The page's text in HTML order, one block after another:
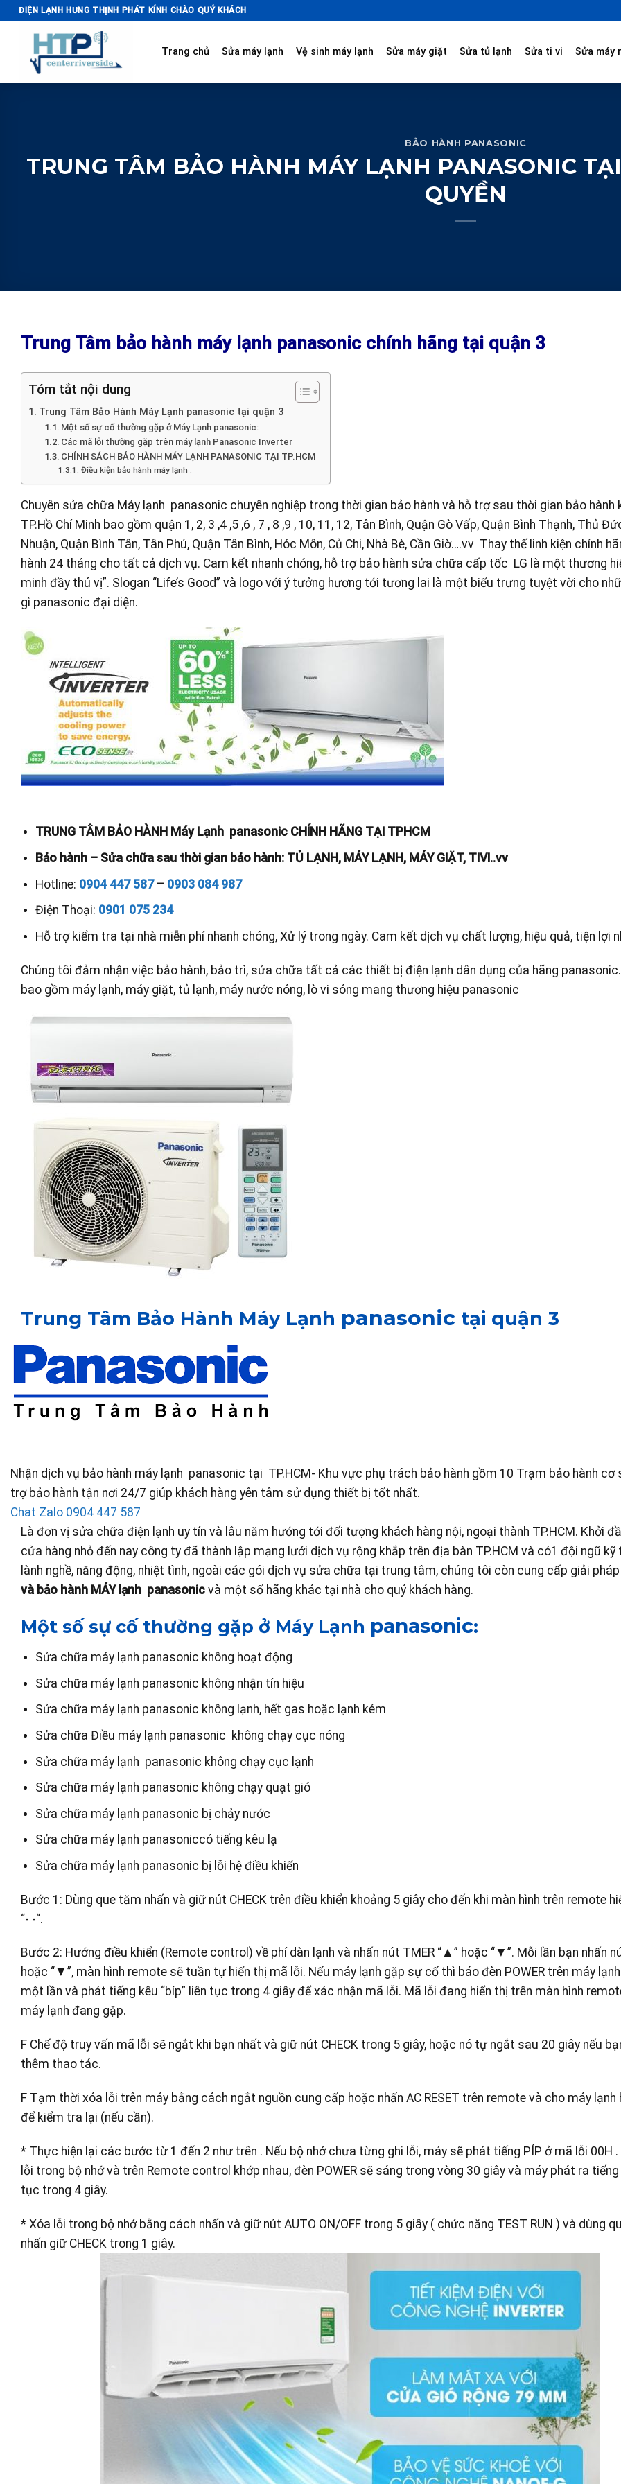
Skip
to
ĐIỆN LẠNH HƯNG THỊNH PHÁT KÍNH CHÀO QUÝ KHÁCH
Trang chủ Sửa máy lạnh Vệ sinh máy lạnh Sửa máy giặt Sửa tủ lạnh Sửa ti vi Sửa máy
BẢO HÀNH PANASONIC
TRUNG TÂM BẢO HÀNH MÁY LẠNH PANASONIC
QUYỀN
Trung Tâm bảo hành máy lạnh panasonic chính hãng tại quận 3
Tóm tắt nội dung
Trung Tâm Bảo Hành Máy Lạnh panasonic tại quận 3
Một số sự cố thường gặp ở Máy Lạnh panasonic:
Các mã lỗi thường gặp trên máy lạnh Panasonic Inverter
CHÍNH SÁCH BẢO HÀNH MÁY LẠNH PANASONIC TẠI TP.HCM
Điều kiện bảo hành máy lạnh :
Chuyên sửa chữa Máy lạnh panasonic chuyên nghiệp trong thời gian bảo hành và hỗ trợ sau thời gian bảo hành
TP.Hồ Chí Minh bao gồm quận 1, 2, 3 ,4 ,5 ,6 , 7 , 8 ,9 , 10, 11, 12, Tân Bình, Quận Gò Vấp, Quận Bình Thạnh, Thủ
Nhuận, Quận Bình Tân, Tân Phú, Quận Tân Bình, Hóc Môn, Củ Chi, Nhà Bè, Cần Giờ….vv Thay thế linh kiện chính
hành 24 tháng cho tất cả dịch vụ. Cam kết nhanh chóng, hỗ trợ bảo hành sửa chữa cấp tốc LG là một thương
minh đầy thú vị”. Slogan “Life’s Good” và logo với ý tưởng hương tới tương lai là một biểu trưng tuyệt vời cho
gì panasonic đại diện.
TRUNG TÂM BẢO HÀNH Máy Lạnh panasonic CHÍNH HÃNG TẠI TPHCM
Bảo hành – Sửa chữa sau thời gian bảo hành: TỦ LẠNH, MÁY LẠNH, MÁY GIẶT, TIVI..vv
Hotline: 0904 447 587– 0903 084 987
Điện Thoại: 0901 075 234
Hỗ trợ kiểm tra tại nhà miễn phí nhanh chóng, Xử lý trong ngày. Cam kết dịch vụ chất lượng, hiệu quả, tiện lợi
Chúng tôi đảm nhận việc bảo hành, bảo trì, sửa chữa tất cả các thiết bị điện lạnh dân dụng của hãng
bao gồm máy lạnh, máy giặt, tủ lạnh, máy nước nóng, lò vi sóng mang thương hiệu panasonic
Trung Tâm Bảo Hành Máy Lạnh panasonic tại quận 3
Nhận dịch vụ bảo hành máy lạnh panasonic tại TP.HCM- Khu vực phụ trách bảo hành gồm 10 Trạm bảo hành cơ
trợ bảo hành tận nơi 24/7 giúp khách hàng yên tâm sử dụng thiết bị tốt nhất.
Chat Zalo 0904 447 587
Là đơn vị sửa chữa điện lạnh uy tín và lâu năm hướng tới đối tượng khách hàng nội, ngoại thành TP.HCM. Khởi
cửa hàng nhỏ đến nay công ty đã thành lập mạng lưới dịch vụ rộng khắp trên địa bàn TP.HCM và có1 đội ngũ kỹ
lành nghề, năng động, nhiệt tình, ngoài các gói dịch vụ sửa chữa tại trung tâm, chúng tôi còn cung cấp giải pháp
và bảo hành MÁY lạnh panasonic và một số hãng khác tại nhà cho quý khách hàng.
Một số sự cố thường gặp ở Máy Lạnh panasonic:
Sửa chữa máy lạnh panasonic không hoạt động
Sửa chữa máy lạnh panasonic không nhận tín hiệu
Sửa chữa máy lạnh panasonic không lạnh, hết gas hoặc lạnh kém
Sửa chữa Điều máy lạnh panasonic không chạy cục nóng
Sửa chữa máy lạnh panasonic không chạy cục lạnh
Sửa chữa máy lạnh panasonic không chạy quạt gió
Sửa chữa máy lạnh panasonic bị chảy nước
Sửa chữa máy lạnh panasoniccó tiếng kêu lạ
Sửa chữa máy lạnh panasonic bị lỗi hệ điều khiển
Bước 1: Dùng que tăm nhấn và giữ nút CHECK trên điều khiển khoảng 5 giây cho đến khi màn hình trên remote
“- -“.
Bước 2: Hướng điều khiển (Remote control) về phí dàn lạnh và nhấn nút TMER “▲” hoặc “▼”. Mỗi lần bạn nhấn
hoặc “▼”, màn hình remote sẽ tuần tự hiển thị mã lỗi. Nếu máy lạnh gặp sự cố thì báo đèn POWER trên máy
một lần và phát tiếng kêu “bíp” liên tục trong 4 giây để xác nhận mã lỗi. Mã lỗi đang hiển thị trên màn hình
máy lạnh đang gặp.
F Chế độ truy vấn mã lỗi sẽ ngắt khi bạn nhất và giữ nút CHECK trong 5 giây, hoặc nó tự ngắt sau 20 giây nếu
thêm thao tác.
F Tạm thời xóa lỗi trên máy bằng cách ngắt nguồn cung cấp hoặc nhấn AC RESET trên remote và cho máy lạnh
để kiểm tra lại (nếu cần).
* Thực hiện lại các bước từ 1 đến 2 như trên . Nếu bộ nhớ chưa từng ghi lỗi, máy sẽ phát tiếng PÍP ở mã lỗi 00H .
lỗi trong bộ nhớ và trên Remote control khớp nhau, đèn POWER sẽ sáng trong vòng 30 giây và máy phát ra tiếng
tục trong 4 giây.
* Xóa lỗi trong bộ nhớ bằng cách nhấn và giữ nút AUTO ON/OFF trong 5 giây ( chức năng TEST RUN ) và dùng
nhấn giữ CHECK trong 1 giây.